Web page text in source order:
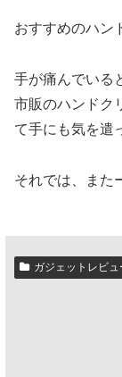
おすすめのハン
手が痛んでいる
市販のハンドク
て手にも気を遣
それでは、また
ガジェットレビュ